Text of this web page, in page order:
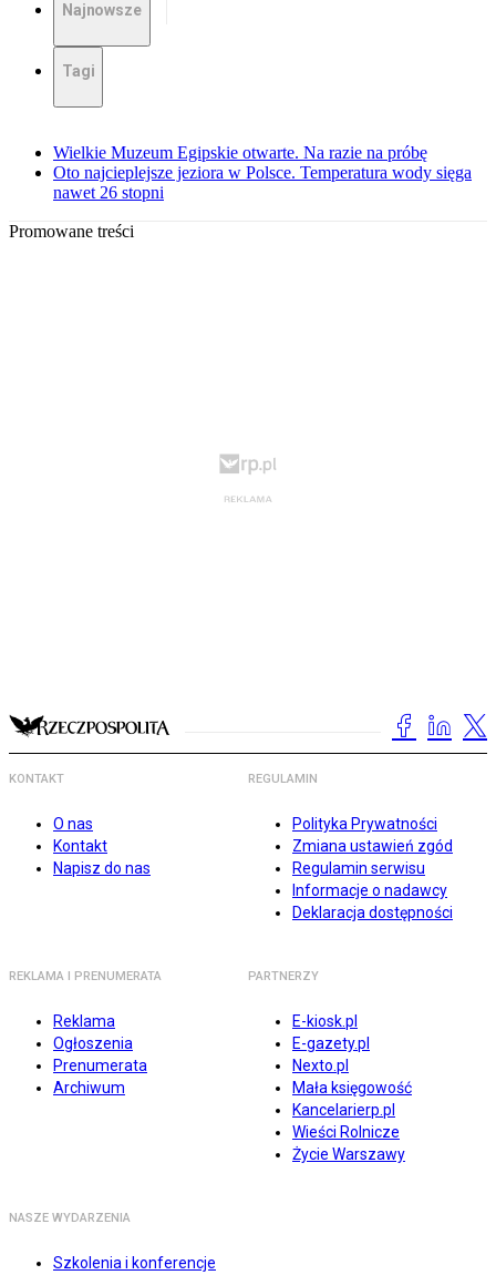
Najnowsze
Tagi
Wielkie Muzeum Egipskie otwarte. Na razie na próbę
Oto najcieplejsze jeziora w Polsce. Temperatura wody sięga
nawet 26 stopni
Promowane treści
KONTAKT
O nas
Kontakt
Napisz do nas
REGULAMIN
Polityka Prywatności
Zmiana ustawień zgód
Regulamin serwisu
Informacje o nadawcy
Deklaracja dostępności
REKLAMA I PRENUMERATA
Reklama
Ogłoszenia
Prenumerata
Archiwum
PARTNERZY
E-kiosk.pl
E-gazety.pl
Nexto.pl
Mała księgowość
Kancelarierp.pl
Wieści Rolnicze
Życie Warszawy
NASZE WYDARZENIA
Szkolenia i konferencje